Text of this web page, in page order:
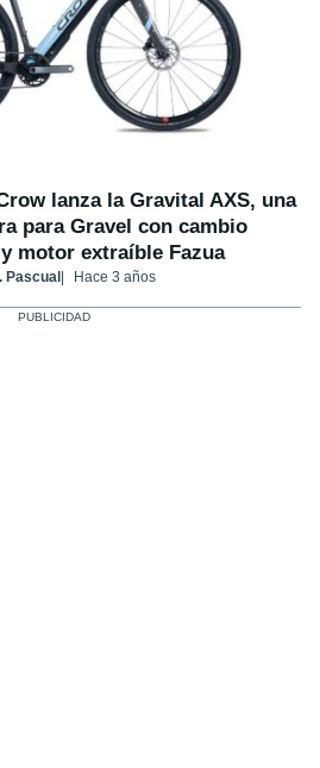
lanza la Gravital AXS, una
para Gravel con cambio
motor extraíble Fazua
Pascual Hace 3 años